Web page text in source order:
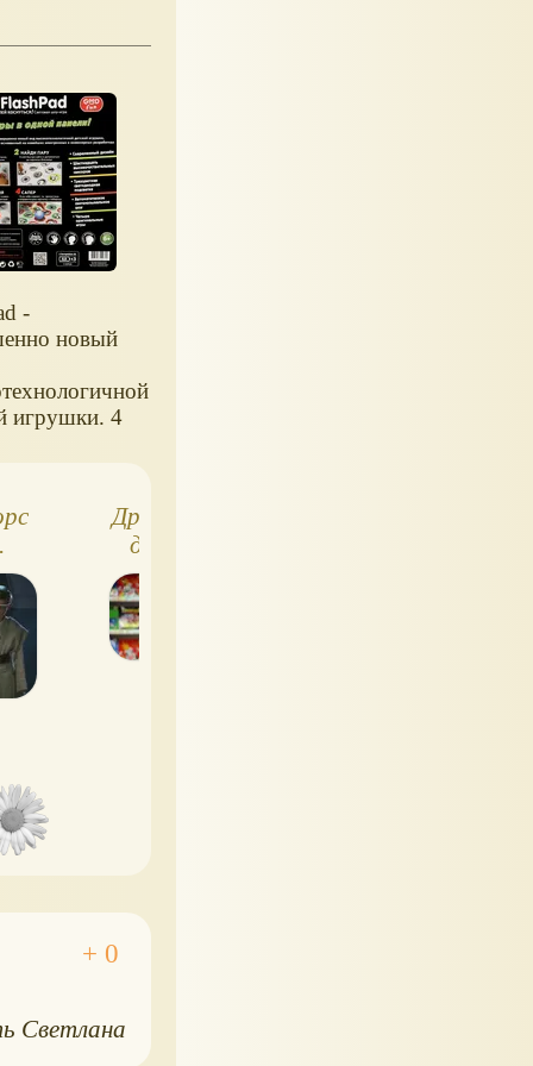
-
новый
игрушки. 4
Дроид Star Wars
для обучения
джедайским
техникам —
реальность!
Светлана